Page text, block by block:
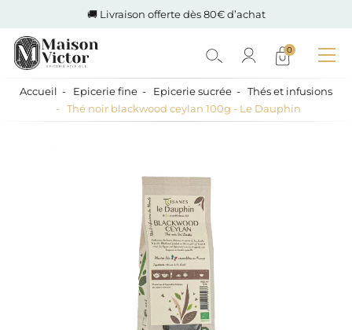
🚚 Livraison offerte dès 80€ d’achat
0
Accueil Epicerie fine Epicerie sucrée
Thés et infusions
Thé noir blackwood ceylan 100g - Le Dauphin